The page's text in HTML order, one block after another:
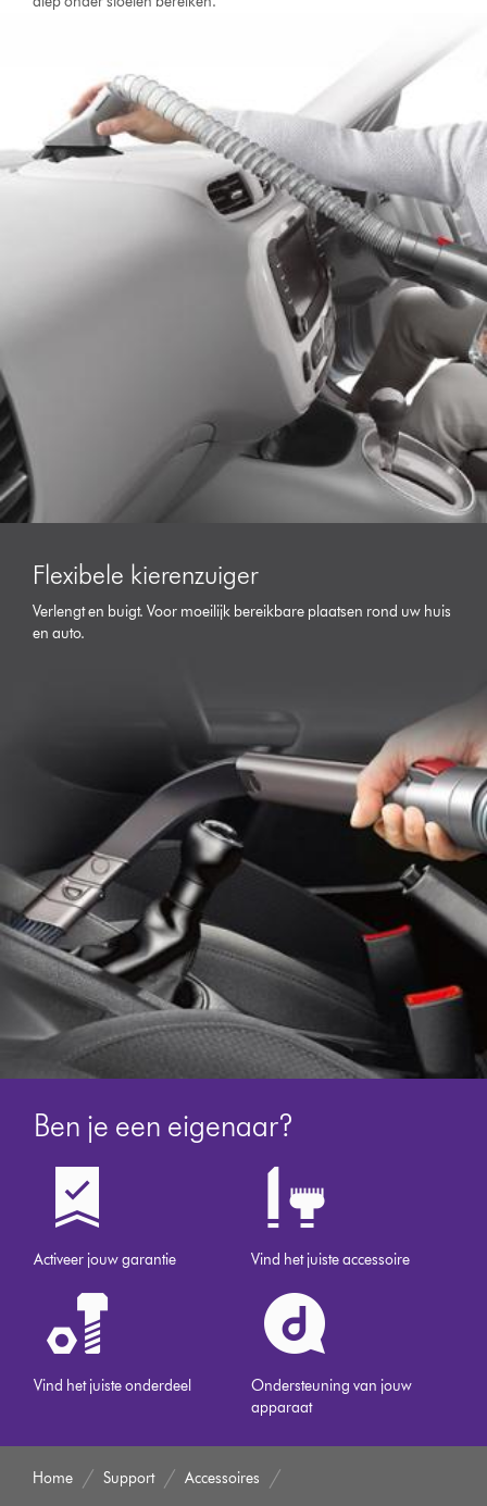
Flexibele kierenzuiger
Verlengt en buigt. Voor moeilijk bereikbare plaatsen rond uw huis
en auto.
Ben je een eigenaar?
Activeer jouw garantie Vind het juiste accessoire
Vind het juiste onderdeel
Ondersteuning van jouw
apparaat
Home Support Accessoires